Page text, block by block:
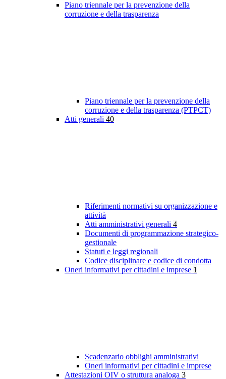
Piano triennale per la prevenzione della
corruzione e della trasparenza
Piano triennale per la prevenzione della
corruzione e della trasparenza (PTPCT)
Atti generali 40
Riferimenti normativi su organizzazione e
attività
Atti amministrativi generali 4
Documenti di programmazione strategico-
gestionale
Statuti e leggi regionali
Codice disciplinare e codice di condotta
Oneri informativi per cittadini e imprese 1
Scadenzario obblighi amministrativi
Oneri informativi per cittadini e imprese
Attestazioni OIV o struttura analoga 3